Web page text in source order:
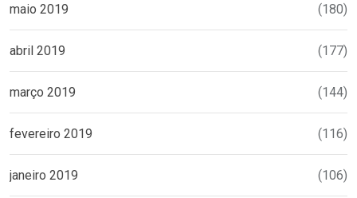
maio 2019 (180)
abril 2019 (177)
março 2019 (144)
fevereiro 2019 (116)
janeiro 2019 (106)